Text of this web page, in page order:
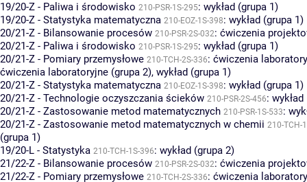
19/20-Z - Paliwa i środowisko 210-PSR-1S-295: wykład (grupa 1)
19/20-Z - Statystyka matematyczna 210-EOZ-1S-398: wykład (grupa 1)
20/21-Z - Bilansowanie procesów 210-PSR-2S-032: ćwiczenia
20/21-Z - Paliwa i środowisko 210-PSR-1S-295: wykład (grupa 1)
20/21-Z - Pomiary przemysłowe 210-TCH-2S-336: ćwiczenia
ćwiczenia laboratoryjne (grupa 2), wykład (grupa 1)
20/21-Z - Statystyka matematyczna 210-EOZ-1S-398: wykład (grupa 1)
20/21-Z - Technologie oczyszczania ścieków 210-PSR-2S-456:
20/21-Z - Zastosowanie metod matematycznych 210-PSR-1S-533:
20/21-Z - Zastosowanie metod matematycznych w chemii 210-TCH-
(grupa 1)
19/20-L - Statystyka 210-TCH-1S-396: wykład (grupa 2)
21/22-Z - Bilansowanie procesów 210-PSR-2S-032: ćwiczenia
21/22-Z - Pomiary przemysłowe 210-TCH-2S-336: ćwiczenia